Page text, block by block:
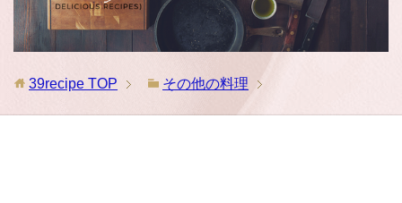
39recipe TOP その他の料理